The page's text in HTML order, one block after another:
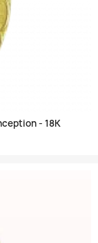
- 18K